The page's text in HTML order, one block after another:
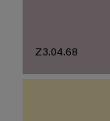
Z3.04.68